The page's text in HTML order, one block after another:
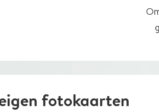
fotokaarten